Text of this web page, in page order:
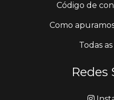
Código de
Como
Todas
Redes